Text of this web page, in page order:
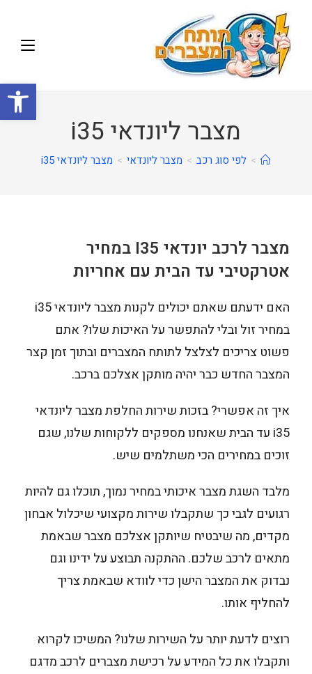
מצבר ליונדאי i35
> לפי סוג רכב > מצבר ליונדאי > מצבר ליונדאי i35
מצבר לרכב יונדאי I35 במחיר
אטרקטיבי עד הבית עם אחריות
האם ידעתם שאתם יכולים לקנות מצבר ליונדאי i35
במחיר זול ובלי להתפשר על האיכות שלו? אתם
פשוט צריכים לצלצל לתותח המצברים ובתוך זמן קצר
המצבר החדש כבר יהיה מותקן אצלכם ברכב.
איך זה אפשרי? בזכות שירות החלפת מצבר ליונדאי
i35 עד הבית שאנחנו מספקים ללקוחות שלנו, שגם
זוכים במחירים הכי משתלמים שיש.
מלבד השגת מצבר איכותי במחיר נמוך, תוכלו גם להיות
רגועים לגבי כך שתקבלו שירות מקצועי שיכלול אבחון
מקדים, מה שיבטיח שיותקן אצלכם מצבר שבאמת
מתאים לרכב שלכם. ההתקנה תבוצע על ידינו וגם
נבדוק את המצבר הישן כדי לוודא שבאמת צריך
להחליף אותו.
רוצים לדעת יותר על השירות שלנו? המשיכו לקרוא
ותקבלו את כל המידע על רכישת מצברים לרכב מדגם